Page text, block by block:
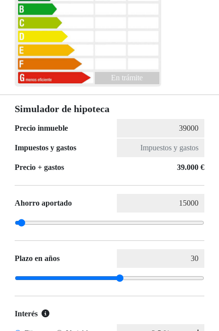
En trámite
Simulador de hipoteca
Precio inmueble
Impuestos y gastos
Precio + gastos 39.000 €
Ahorro aportado
Plazo en años
Interés